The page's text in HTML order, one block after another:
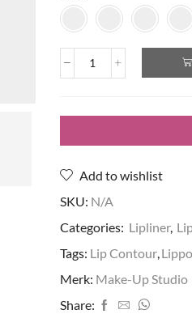
Durable
Lippotlood
Add to wishlist
SKU: N/A
Categories: Lipliner,
Tags: Lip Contour,
Merk: Make-Up Studio
Share: